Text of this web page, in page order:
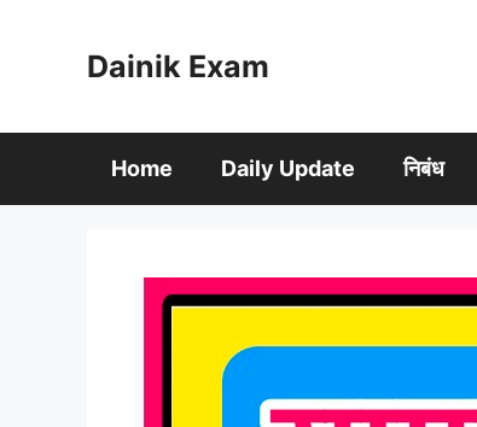
Dainik Exam
Home Daily Update निबंध